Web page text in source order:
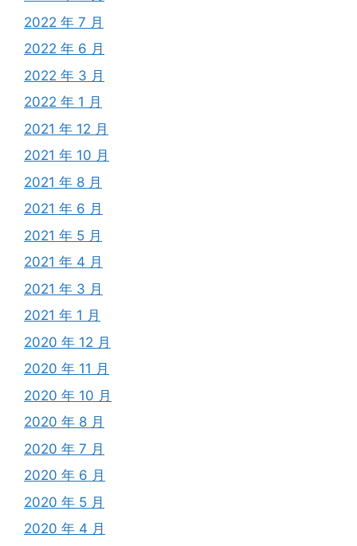
2022 年 7 月
2022 年 6 月
2022 年 3 月
2022 年 1 月
2021 年 12 月
2021 年 10 月
2021 年 8 月
2021 年 6 月
2021 年 5 月
2021 年 4 月
2021 年 3 月
2021 年 1 月
2020 年 12 月
2020 年 11 月
2020 年 10 月
2020 年 8 月
2020 年 7 月
2020 年 6 月
2020 年 5 月
2020 年 4 月